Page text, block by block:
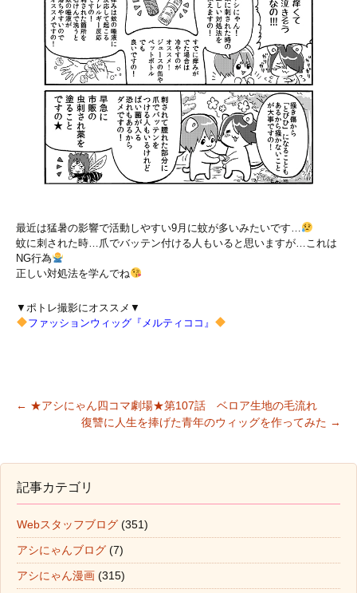
最近は猛暑の影響で活動しやすい9月に蚊が多いみたいです…
蚊に刺された時…爪でバッテン付ける人もいると思いますが…これは
NG行為
正しい対処法を学んでね
▼ポトレ撮影にオススメ▼
ファッションウィッグ『メルティココ』
投稿ナビゲーション
← ★アシにゃん四コマ劇場★第107話 ベロア生地の毛流れ
復讐に人生を捧げた青年のウィッグを作ってみた →
記事カテゴリ
Webスタッフブログ (351)
アシにゃんブログ (7)
アシにゃん漫画 (315)